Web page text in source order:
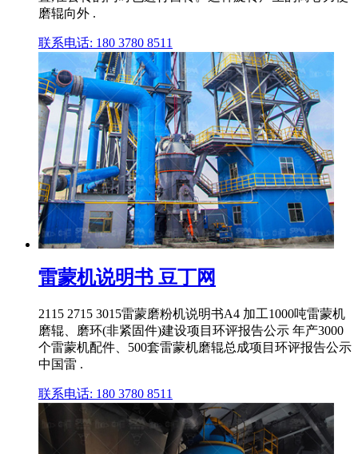
磨辊向外 .
联系电话: 180 3780 8511
雷蒙机说明书 豆丁网
2115 2715 3015雷蒙磨粉机说明书A4 加工1000吨雷蒙机
磨辊、磨环(非紧固件)建设项目环评报告公示 年产3000
个雷蒙机配件、500套雷蒙机磨辊总成项目环评报告公示
中国雷 .
联系电话: 180 3780 8511